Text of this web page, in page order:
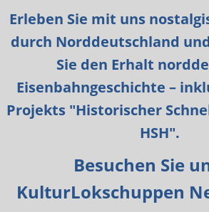
Erleben Sie mit uns
durch Norddeutschland
Sie den Erhalt
Eisenbahngeschichte –
Projekts "Historischer
HSH".
Besuchen Sie
KulturLokschuppen